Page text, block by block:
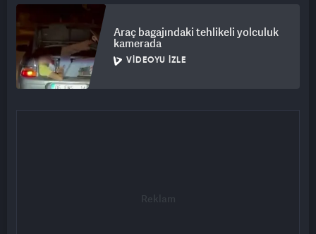
Araç bagajındaki tehlikeli yolculuk
kamerada
VIDEOYU İZLE